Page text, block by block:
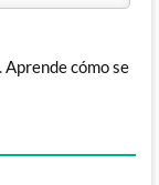
Aprende cómo se